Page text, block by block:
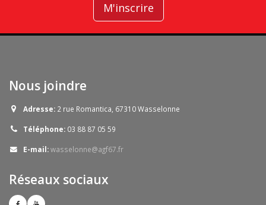
M'inscrire
Nous joindre
Adresse: 2 rue Romantica, 67310 Wasselonne
Téléphone: 03 88 87 05 59
E-mail:wasselonne@agf67.fr
Réseaux sociaux